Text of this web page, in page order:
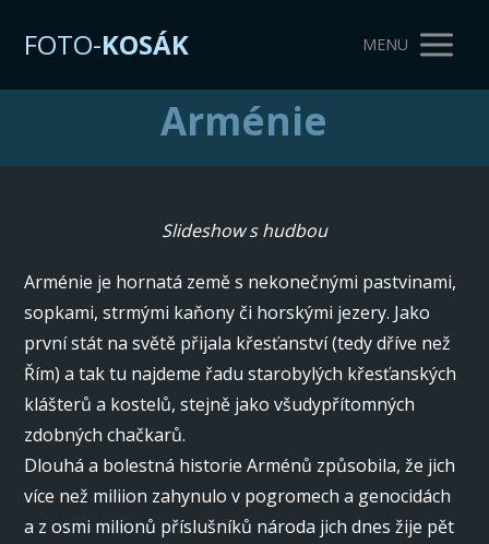
FOTO-KOSÁK MENU
Arménie
Slideshow s hudbou
Arménie je hornatá země s nekonečnými pastvinami,
sopkami, strmými kaňony či horskými jezery. Jako
první stát na světě přijala křesťanství (tedy dříve než
Řím) a tak tu najdeme řadu starobylých křesťanských
klášterů a kostelů, stejně jako všudypřítomných
zdobných chačkarů.
Dlouhá a bolestná historie Arménů způsobila, že jich
více než miliion zahynulo v pogromech a genocidách
a z osmi milionů příslušníků národa jich dnes žije pět